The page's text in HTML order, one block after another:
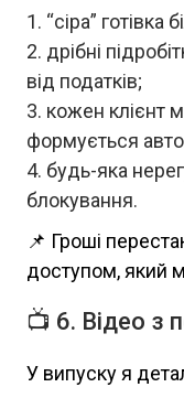
“сіра”
дрібні
від податків;
кожен клієнт
формується
будь-яка
блокування.
📌 Гроші
доступом, який
📺 6. Відео з
У випуску я